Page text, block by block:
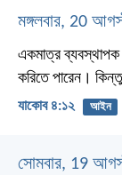
মঙ্গলবার, 20
একমাত্র ব্যবস্থাপক
করিতে পারেন।
যাকোব ৪:১২ আইন
সোমবার, 19